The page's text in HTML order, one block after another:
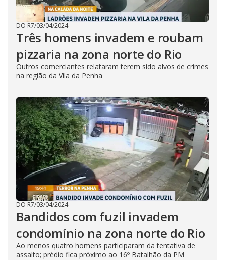
DO R7/03/04/2024
Três homens invadem e roubam
pizzaria na zona norte do Rio
Outros comerciantes relataram terem sido alvos de crimes
na região da Vila da Penha
DO R7/03/04/2024
Bandidos com fuzil invadem
condomínio na zona norte do Rio
Ao menos quatro homens participaram da tentativa de
assalto; prédio fica próximo ao 16º Batalhão da PM